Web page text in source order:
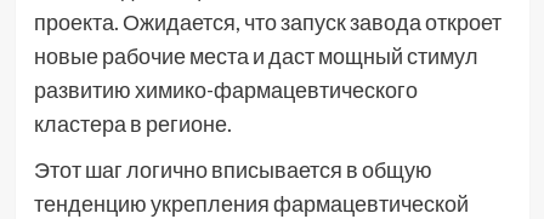
проекта. Ожидается, что запуск завода откроет
новые рабочие места и даст мощный стимул
развитию химико-фармацевтического
кластера в регионе.
Этот шаг логично вписывается в общую
тенденцию укрепления фармацевтической